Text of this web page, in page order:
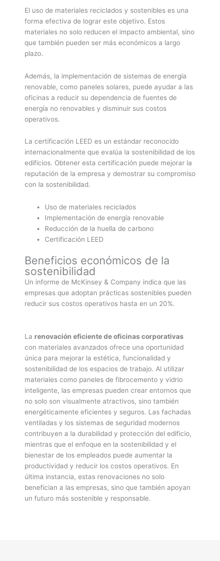
El uso de materiales reciclados y sostenibles es una
forma efectiva de lograr este objetivo. Estos
materiales no solo reducen el impacto ambiental, sino
que también pueden ser más económicos a largo
plazo.
Además, la implementación de sistemas de energía
renovable, como paneles solares, puede ayudar a las
oficinas a reducir su dependencia de fuentes de
energía no renovables y disminuir sus costos
operativos.
La certificación LEED es un estándar reconocido
internacionalmente que evalúa la sostenibilidad de los
edificios. Obtener esta certificación puede mejorar la
reputación de la empresa y demostrar su compromiso
con la sostenibilidad.
Uso de materiales reciclados
Implementación de energía renovable
Reducción de la huella de carbono
Certificación LEED
Beneficios económicos de la
sostenibilidad
Un informe de McKinsey & Company indica que las
empresas que adoptan prácticas sostenibles pueden
reducir sus costos operativos hasta en un 20%.
La renovación eficiente de oficinas corporativas
con materiales avanzados ofrece una oportunidad
única para mejorar la estética, funcionalidad y
sostenibilidad de los espacios de trabajo. Al utilizar
materiales como paneles de fibrocemento y vidrio
inteligente, las empresas pueden crear entornos que
no solo son visualmente atractivos, sino también
energéticamente eficientes y seguros. Las fachadas
ventiladas y los sistemas de seguridad modernos
contribuyen a la durabilidad y protección del edificio,
mientras que el enfoque en la sostenibilidad y el
bienestar de los empleados puede aumentar la
productividad y reducir los costos operativos. En
última instancia, estas renovaciones no solo
benefician a las empresas, sino que también apoyan
un futuro más sostenible y responsable.